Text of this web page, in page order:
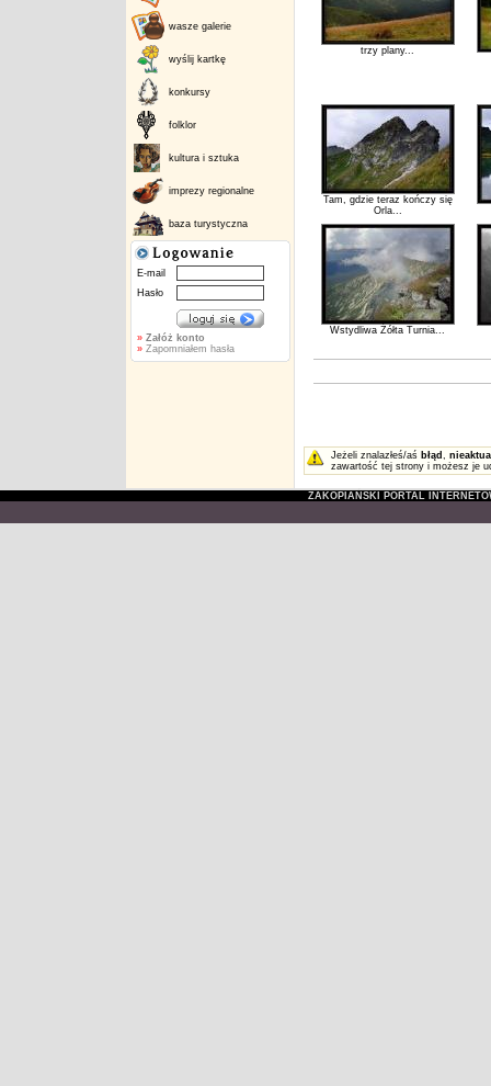
wasze galerie
wyślij kartkę
konkursy
folklor
kultura i sztuka
imprezy regionalne
baza turystyczna
E-mail
Hasło
» Załóż konto
»Zapomniałem hasła
trzy plany...
Tam, gdzie teraz kończy się
Orla...
Wstydliwa Żółta Turnia...
Jeżeli znalazłeś/aś błąd ,
zawartość tej strony i możesz je
ZAKOPIAŃSKI PORTAL